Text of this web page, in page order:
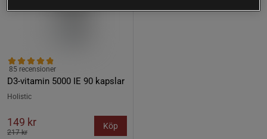
D3-vitamin 5000 IE 90 kapslar
85 recensioner
Holistic
149 kr
217 kr
Köp